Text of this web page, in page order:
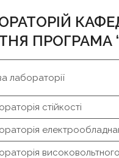
ПРОГРАМА
лабораторії
стійкості
високовольтного